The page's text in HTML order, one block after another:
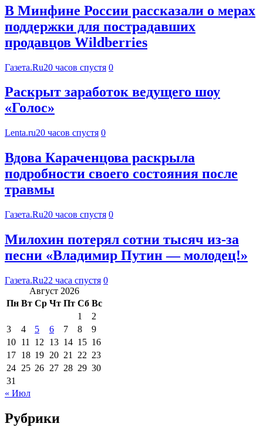
В Минфине России рассказали о мерах
поддержки для пострадавших
продавцов Wildberries
Газета.Ru20 часов спустя 0
Раскрыт заработок ведущего шоу
«Голос»
Lenta.ru20 часов спустя 0
Вдова Караченцова раскрыла
подробности своего состояния после
травмы
Газета.Ru20 часов спустя 0
Милохин потерял сотни тысяч из-за
песни «Владимир Путин — молодец!»
Газета.Ru22 часа спустя 0
Август 2026
Пн Вт Ср Чт Пт Сб Вс
1
2
3
4 5 6 7 8
9
10 11 12 13 14 15 16
17 18 19 20 21 22 23
24 25 26 27 28 29 30
31
« Июл
Рубрики